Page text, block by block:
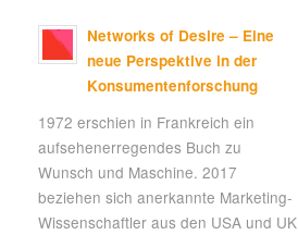
Networks of Desire – Eine
neue Perspektive in der
Konsumentenforschung
1972 erschien in Frankreich ein
aufsehenerregendes Buch zu
Wunsch und Maschine. 2017
beziehen sich anerkannte Marketing-
Wissenschaftler aus den USA und UK